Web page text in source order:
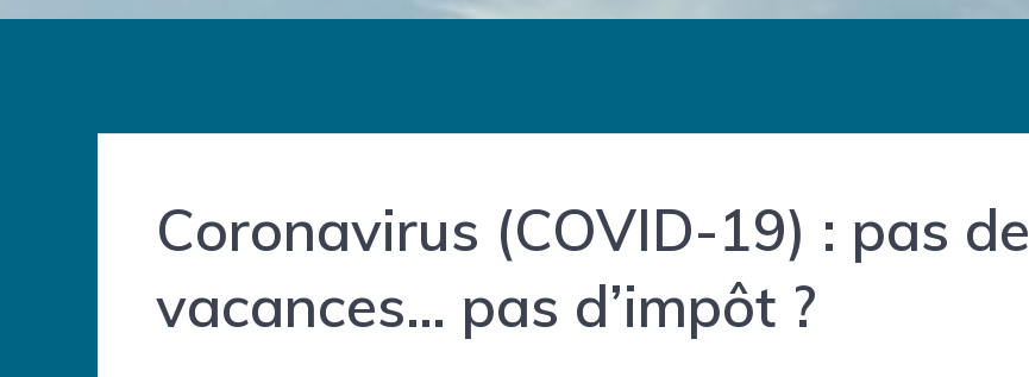
Coronavirus (COVID-19) : pas de
vacances… pas d’impôt ?